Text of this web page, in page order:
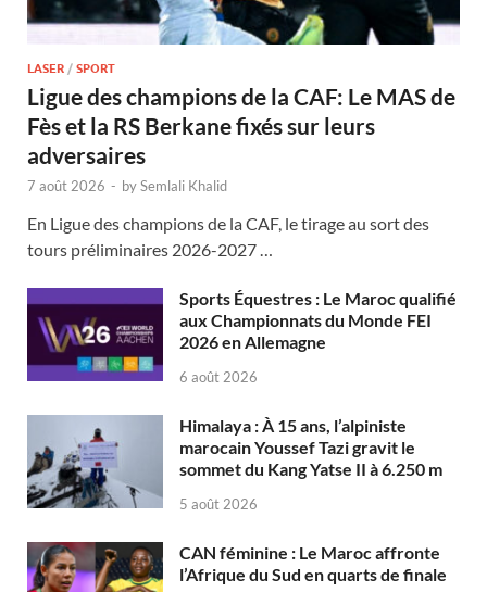
LASER / SPORT
Ligue des champions de la CAF: Le MAS de
Fès et la RS Berkane fixés sur leurs
adversaires
7 août 2026 - bySemlali Khalid
En Ligue des champions de la CAF, le tirage au sort des
tours préliminaires 2026-2027 …
Sports Équestres : Le Maroc qualifié
aux Championnats du Monde FEI
2026 en Allemagne
6 août 2026
Himalaya : À 15 ans, l’alpiniste
marocain Youssef Tazi gravit le
sommet du Kang Yatse II à 6.250 m
5 août 2026
CAN féminine : Le Maroc affronte
l’Afrique du Sud en quarts de finale